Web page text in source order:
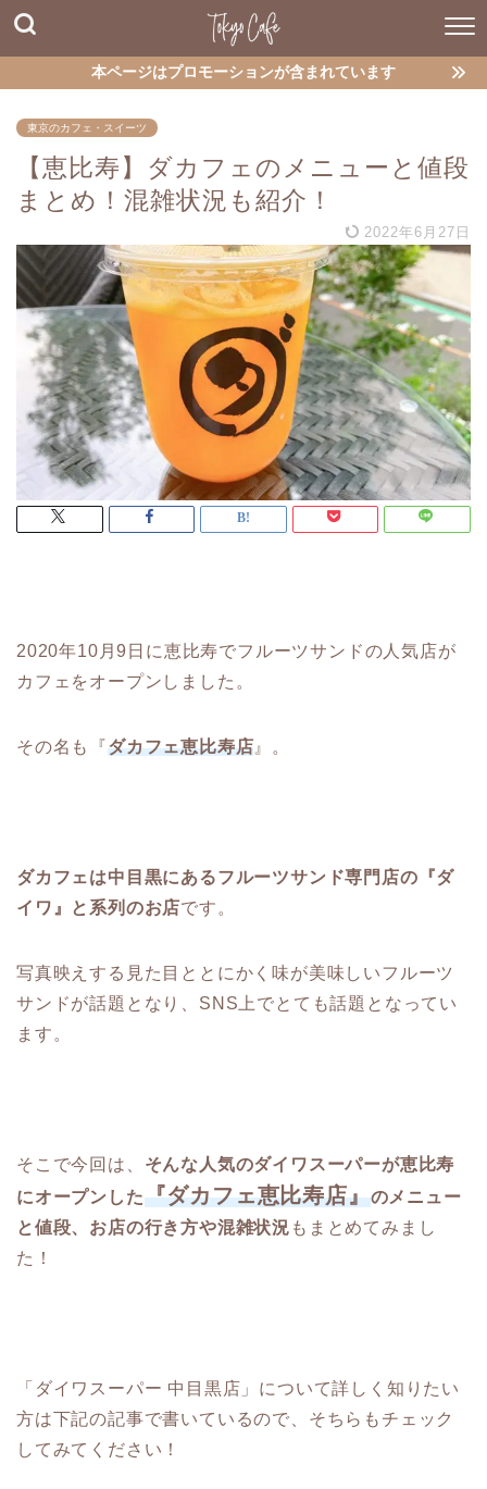
本ページはプロモーションが含まれています
東京のカフェ・スイーツ
【恵比寿】ダカフェのメニューと値段
まとめ！混雑状況も紹介！
2022年6月27日
2020年10月9日に恵比寿でフルーツサンドの人気店が
カフェをオープンしました。
その名も『ダカフェ恵比寿店 』。
ダカフェは中目黒にあるフルーツサンド専門店の『ダ
イワ』と系列のお店です。
写真映えする見た目ととにかく味が美味しいフルーツ
サンドが話題となり、SNS上でとても話題となってい
ます。
そこで今回は、 そんな人気のダイワスーパーが恵比寿
にオープンした『ダカフェ恵比寿店』のメニュー
と値段、お店の行き方や混雑状況 もまとめてみまし
た！
「ダイワスーパー 中目黒店」について詳しく知りたい
方は下記の記事で書いているので、そちらもチェック
してみてください！